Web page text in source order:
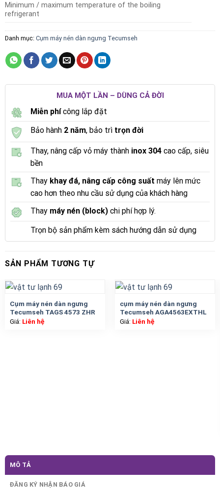
Minimum / maximum temperature of the boiling
refrigerant
Danh mục: Cụm máy nén dàn ngưng Tecumseh
MUA MỘT LẦN – DÙNG CẢ ĐỜI
Miễn phícông lắp đặt
Bảo hành 2 năm, bảo trì trọn đời
Thay, nâng cấp vỏ máy thành inox 304cao cấp, siêu
bền
Thay khay đá, nâng cấp công suất máy lên mức
cao hơn theo nhu cầu sử dụng của khách hàng
Thaymáy nén (block)chi phí hợp lý.
Trọn bộ sản phẩm kèm sách hướng dẫn sử dụng
SẢN PHẨM TƯƠNG TỰ
Cụm máy nén dàn ngưng
Tecumseh TAGS 4573 ZHR
Giá: Liên hệ
cụm máy nén dàn ngưng
Tecumseh AGA4563EXTHL
Giá: Liên hệ
MÔ TẢ
ĐĂNG KÝ NHẬN BÁO GIÁ